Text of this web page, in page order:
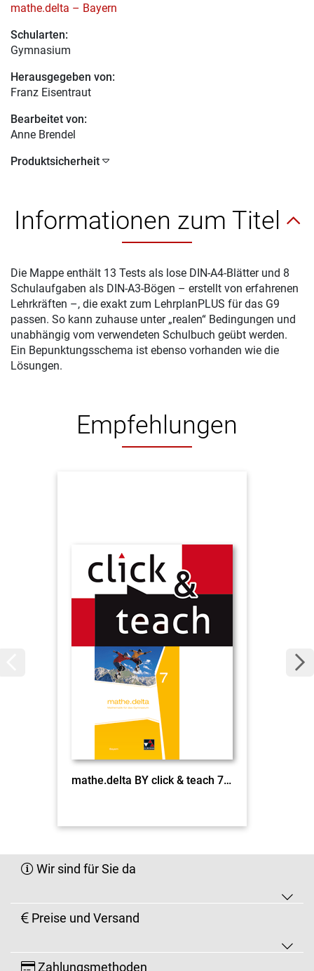
mathe.delta – Bayern
Schularten:
Gymnasium
Herausgegeben von:
Franz Eisentraut
Bearbeitet von:
Anne Brendel
Produktsicherheit
Informationen zum Titel
Die Mappe enthält 13 Tests als lose DIN-A4-Blätter und 8
Schulaufgaben als DIN-A3-Bögen – erstellt von erfahrenen
Lehrkräften –, die exakt zum LehrplanPLUS für das G9
passen. So kann zuhause unter „realen“ Bedingungen und
unabhängig vom verwendeten Schulbuch geübt werden.
Ein Bepunktungsschema ist ebenso vorhanden wie die
Lösungen.
Empfehlungen
mathe.delta BY click & teach 7 EL
Wir sind für Sie da
Preise und Versand
Zahlungsmethoden